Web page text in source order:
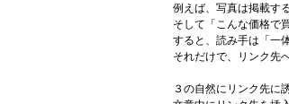
例えば、写真は掲載す
そして「こんな価格で
すると、読み手は「一
それだけで、リンク先
３の自然にリンク先に